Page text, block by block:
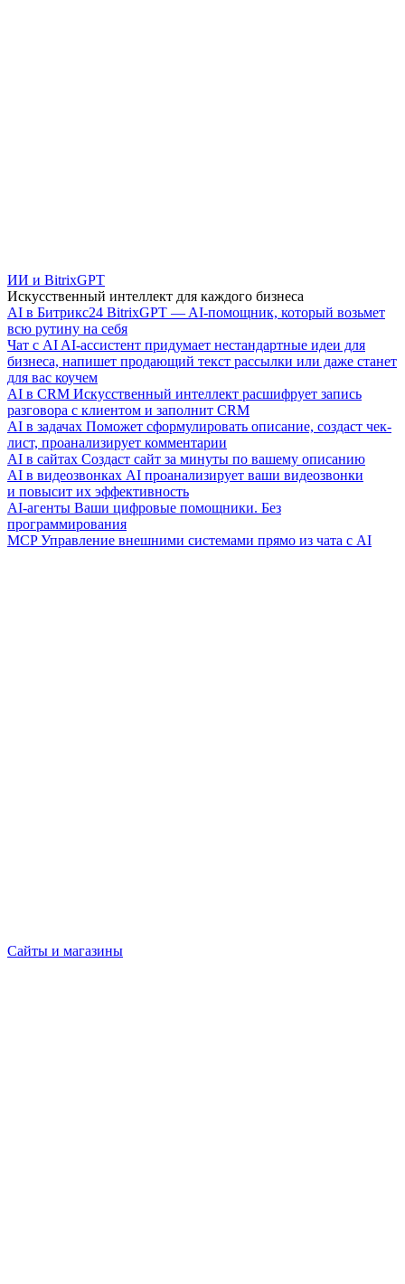
ИИ и BitrixGPT
Искусственный интеллект для каждого бизнеса
AI в Битрикс24 BitrixGPT — AI-помощник, который возьмет
всю рутину на себя
Чат с AI AI-ассистент придумает нестандартные идеи для
бизнеса, напишет продающий текст рассылки или даже станет
для вас коучем
AI в CRM Искусственный интеллект расшифрует запись
разговора с клиентом и заполнит CRM
AI в задачах Поможет сформулировать описание, создаст чек-
лист, проанализирует комментарии
AI в сайтах Создаст сайт за минуты по вашему описанию
AI в видеозвонках AI проанализирует ваши видеозвонки
и повысит их эффективность
AI-агенты Ваши цифровые помощники. Без
программирования
MCP Управление внешними системами прямо из чата с AI
Сайты и магазины